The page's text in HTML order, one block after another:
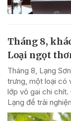
Tháng 8,
Loại ngọt
Tháng 8, Lạng
trưng, một loại có
lớp vỏ gai chi
Lạng để trải